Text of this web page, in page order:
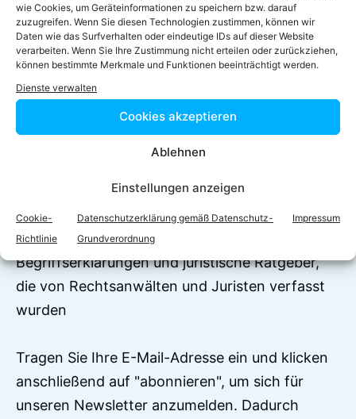
wie Cookies, um Geräteinformationen zu speichern bzw. darauf
zuzugreifen. Wenn Sie diesen Technologien zustimmen, können wir
Daten wie das Surfverhalten oder eindeutige IDs auf dieser Website
verarbeiten. Wenn Sie Ihre Zustimmung nicht erteilen oder zurückziehen,
können bestimmte Merkmale und Funktionen beeinträchtigt werden.
Dienste verwalten
Cookies akzeptieren
Ablehnen
Einstellungen anzeigen
Cookie-
Richtlinie
Datenschutzerklärung gemäß Datenschutz-
Grundverordnung
Impressum
Facebook Twitter
LinkedIn
Jetzt zum Newsletter
anmelden!
Auf RechtEasy befinden sich über 7500
Begriffserklärungen und juristische Ratgeber,
die von Rechtsanwälten und Juristen verfasst
wurden
Tragen Sie Ihre E-Mail-Adresse ein und klicken
anschließend auf "abonnieren", um sich für
unseren Newsletter anzumelden. Dadurch